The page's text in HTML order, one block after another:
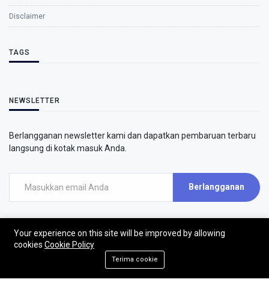
Disclaimer
TAGS
NEWSLETTER
Berlangganan newsletter kami dan dapatkan pembaruan terbaru
langsung di kotak masuk Anda.
Berlangganan
Your experience on this site will be improved by allowing
cookies Cookie Policy
Terima cookie